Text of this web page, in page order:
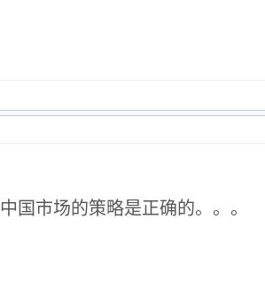
国市场的策略是正确的。。。